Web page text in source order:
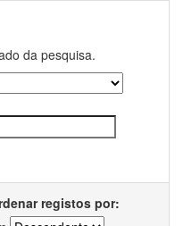
da pesquisa.
registos por: